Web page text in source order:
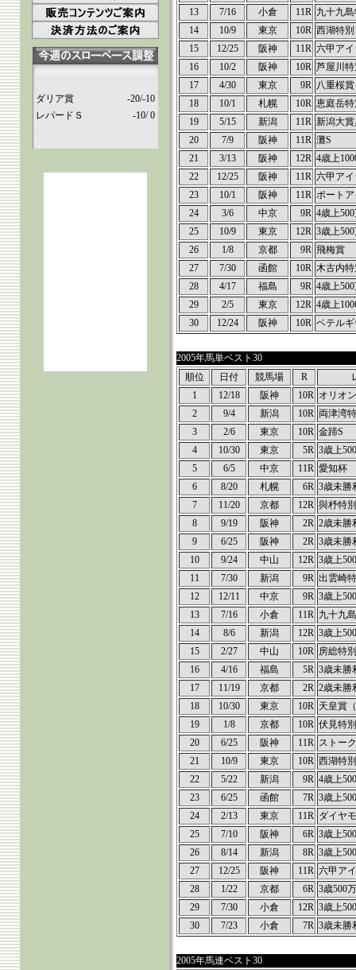
ダリア賞
-20/-10
レパードＳ
-10/ 0
13
7/16 小倉 11R 九十九
14
10/9 東京 10R 西湖特別
15
12/25 阪神 11R 六甲ア
16
10/2 阪神 10R 芦屋川
17
4/30 東京 9R 八重桜賞
18
10/1 札幌 10R 恵庭岳
19
5/15 新潟 11R 新潟大
20
7/9 阪神 11R 灘S
21
3/13 阪神 12R 4歳上
22
12/25 阪神 11R 六甲ア
23
10/1 阪神 11R ポート
24
3/6 中京 9R 4歳上
25
10/9 東京 12R 3歳上
26
1/8 京都 9R 飛梅賞
27
7/30 函館 10R 木古内
28
4/17 福島 9R 4歳上
29
2/5 東京 12R 4歳上
30
12/24 阪神 10R ベテル
2005年馬単ベスト30
順位
日付 競馬場 R
1
12/18 阪神 10R オリオ
2
9/4 新潟 10R 両津湾
3
2/6 東京 10R 金蹄S
4
10/30 東京 5R 3歳上
5
6/5 中京 11R 愛知杯
6
8/20 札幌 6R 3歳未勝
7
11/20 京都 12R 與杼特別
8
9/19 阪神 2R 2歳未勝
9
6/25 阪神 2R 3歳未勝
10
9/24 中山 12R 3歳上
11
7/30 新潟 9R 出雲崎
12
12/11 中京 9R 3歳上
13
7/16 小倉 11R 九十九
14
8/6 新潟 12R 3歳上
15
2/27 中山 10R 房総特別
16
4/16 福島 5R 3歳未勝
17
11/19 京都 2R 2歳未勝
18
10/30 東京 10R 天皇賞
19
1/8 京都 10R 伏見特別
20
6/25 阪神 11R ストー
21
10/9 東京 10R 西湖特別
22
5/22 新潟 9R 4歳上
23
6/25 函館 7R 3歳上
24
2/13 東京 11R ダイヤ
25
7/10 阪神 6R 3歳上
26
8/14 新潟 8R 3歳上
27
12/25 阪神 11R 六甲ア
28
1/22 京都 6R 3歳500万
29
7/30 小倉 12R 3歳上
30
7/23 小倉 7R 3歳未勝
2005年馬連ベスト30